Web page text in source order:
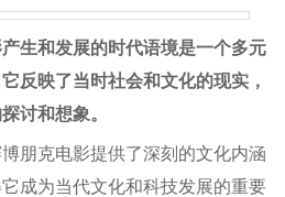
生和发展的时代语境是一个多元
反映了当时社会和文化的现实，
讨和想象。
朋克电影提供了深刻的文化内涵
成为当代文化和科技发展的重要